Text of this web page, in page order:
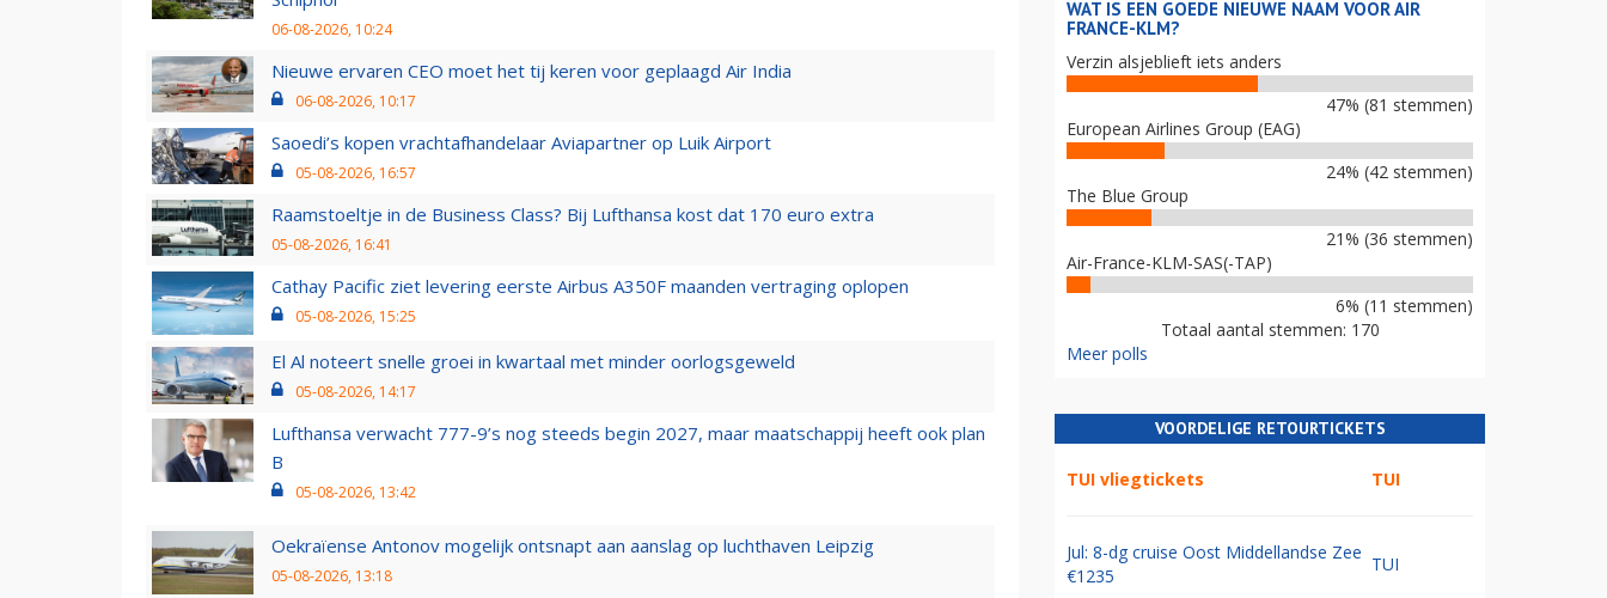
06-08-2026, 10:24
Nieuwe ervaren CEO moet het tij keren voor geplaagd Air India
06-08-2026, 10:17
Saoedi’s kopen vrachtafhandelaar Aviapartner op Luik Airport
05-08-2026, 16:57
Raamstoeltje in de Business Class? Bij Lufthansa kost dat 170 euro extra
05-08-2026, 16:41
Cathay Pacific ziet levering eerste Airbus A350F maanden vertraging oplopen
05-08-2026, 15:25
El Al noteert snelle groei in kwartaal met minder oorlogsgeweld
05-08-2026, 14:17
Lufthansa verwacht 777-9’s nog steeds begin 2027, maar maatschappij heeft ook plan
B
05-08-2026, 13:42
Oekraïense Antonov mogelijk ontsnapt aan aanslag op luchthaven Leipzig
05-08-2026, 13:18
WAT IS EEN GOEDE NIEUWE NAAM VOOR AIR
FRANCE-KLM?
Verzin alsjeblieft iets anders
47% (81 stemmen)
European Airlines Group (EAG)
24% (42 stemmen)
The Blue Group
21% (36 stemmen)
Air-France-KLM-SAS(-TAP)
6% (11 stemmen)
Totaal aantal stemmen: 170
Meer polls
VOORDELIGE RETOURTICKETS
TUI vliegtickets TUI
Jul: 8-dg cruise Oost Middellandse Zee
€1235
TUI